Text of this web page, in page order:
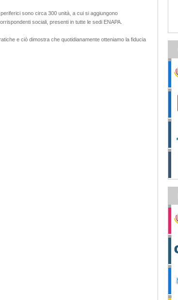
sono circa 300 unità, a cui si aggiungono
sociali, presenti in tutte le sedi ENAPA.
e ciò dimostra che quotidianamente otteniamo la fiducia